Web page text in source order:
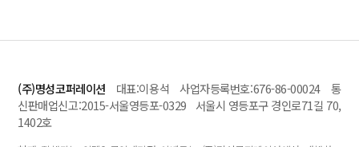
(주)명성코퍼레이션 대표:이용석 사업자등록번호:676-86-00024 통
신판매업신고:2015-서울영등포-0329 서울시 영등포구 경인로71길 70,
1402호